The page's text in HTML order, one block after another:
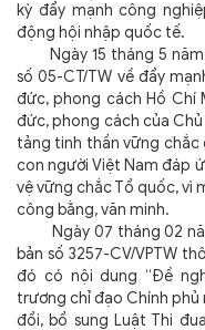
kỳ đẩy mạnh công
động hội nhập quốc tế.
Ngày 15 tháng 5 năm
số 05-CT/TW vềđẩy
đức, phong cách Hồ Chí
đức, phong cách của
tảng tinh thần vững chắc
con người Việt Nam đáp
vệ vững chắc Tổ quốc, vì
công bằng, văn minh.
Ngày 07 tháng 02 năm
bản số 3257-CV/VPTW
đó có nội dung “Đề
trương chỉ đạo Chính
đổi, bổ sung Luật Thi